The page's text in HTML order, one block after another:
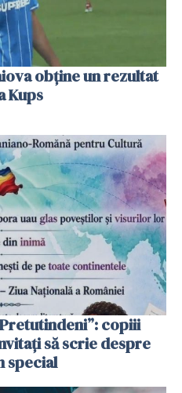
obține un rezultat
Kups
copiii
să scrie despre
special